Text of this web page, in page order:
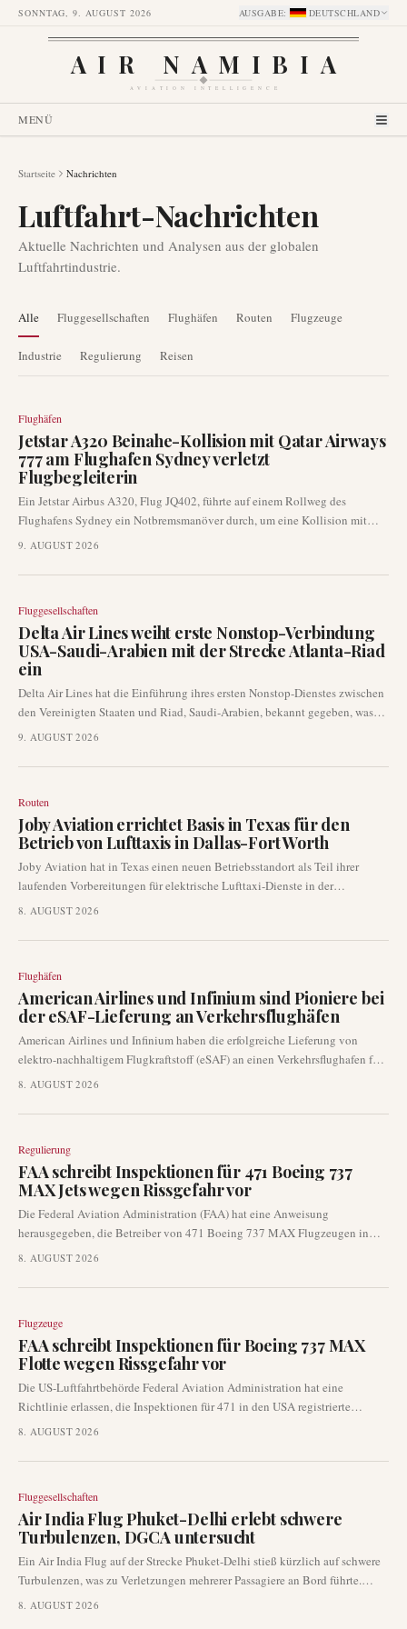
SONNTAG, 9. AUGUST 2026 AUSGABE: DEUTSCHLAND
AIR NAMIBIA
AVIATION INTELLIGENCE
MENÜ
Startseite Nachrichten
Luftfahrt-Nachrichten
Aktuelle Nachrichten und Analysen aus der globalen
Luftfahrtindustrie.
Alle Fluggesellschaften Flughäfen Routen Flugzeuge
Industrie Regulierung Reisen
Flughäfen
Jetstar A320 Beinahe-Kollision mit Qatar Airways
777 am Flughafen Sydney verletzt
Flugbegleiterin
Ein Jetstar Airbus A320, Flug JQ402, führte auf einem Rollweg des
Flughafens Sydney ein Notbremsmanöver durch, um eine Kollision mit
einer Boeing 777 von Qatar Airways zu verhindern. Der plötzliche Stopp
Passagiere zu Schaden kamen. Jetstar hat eine formelle interne
9. AUGUST 2026
Fluggesellschaften
Delta Air Lines weiht erste Nonstop-Verbindung
USA-Saudi-Arabien mit der Strecke Atlanta-Riad
ein
Delta Air Lines hat die Einführung ihres ersten Nonstop-Dienstes zwischen
den Vereinigten Staaten und Riad, Saudi-Arabien, bekannt gegeben, was
eine bedeutende Entwicklung im transatlantischen und nahöstlichen
wird die erste Direktverbindung sein, die von einer US-Fluggesellschaft in
9. AUGUST 2026
Routen
Joby Aviation errichtet Basis in Texas für den
Betrieb von Lufttaxis in Dallas-Fort Worth
Joby Aviation hat in Texas einen neuen Betriebsstandort als Teil ihrer
laufenden Vorbereitungen für elektrische Lufttaxi-Dienste in der
Metropolregion Dallas-Fort Worth eingerichtet. Dieser Schritt stellt einen
dar und unterstreicht die Entwicklung von eVTOL-Netzwerken in
8. AUGUST 2026
Flughäfen
American Airlines und Infinium sind Pioniere bei
der eSAF-Lieferung an Verkehrsflughäfen
American Airlines und Infinium haben die erfolgreiche Lieferung von
elektro-nachhaltigem Flugkraftstoff (eSAF) an einen Verkehrsflughafen für
einen Passagierflug bekannt gegeben. Diese Errungenschaft stellt einen
Luftfahrtindustrie dar und überführt eSAF von einem konzeptionellen
Diese Entwicklung hat erhebliche Auswirkungen auf die
Nachhaltigkeitsprogramme von Flughäfen und die
Emissionsminderungsstrategien von Fluggesellschaften.
8. AUGUST 2026
Regulierung
FAA schreibt Inspektionen für 471 Boeing 737
MAX Jets wegen Rissgefahr vor
Die Federal Aviation Administration (FAA) hat eine Anweisung
herausgegeben, die Betreiber von 471 Boeing 737 MAX Flugzeugen in
den USA dazu verpflichtet, Inspektionen auf potenzielle Risse in einem
am 10. September in Kraft tritt, zielt darauf ab, Probleme mit der
zu verhindern.
8. AUGUST 2026
Flugzeuge
FAA schreibt Inspektionen für Boeing 737 MAX
Flotte wegen Rissgefahr vor
Die US-Luftfahrtbehörde Federal Aviation Administration hat eine
Richtlinie erlassen, die Inspektionen für 471 in den USA registrierte
Boeing 737 MAX Flugzeuge vorschreibt. Diese Maßnahme zielt auf einen
Rumpfstrukturkomponente ab, wobei die Einhaltung am 10. September
8. AUGUST 2026
Fluggesellschaften
Air India Flug Phuket-Delhi erlebt schwere
Turbulenzen, DGCA untersucht
Ein Air India Flug auf der Strecke Phuket-Delhi stieß kürzlich auf schwere
Turbulenzen, was zu Verletzungen mehrerer Passagiere an Bord führte.
Indiens Luftfahrtaufsichtsbehörde, das Directorate General of Civil
8. AUGUST 2026